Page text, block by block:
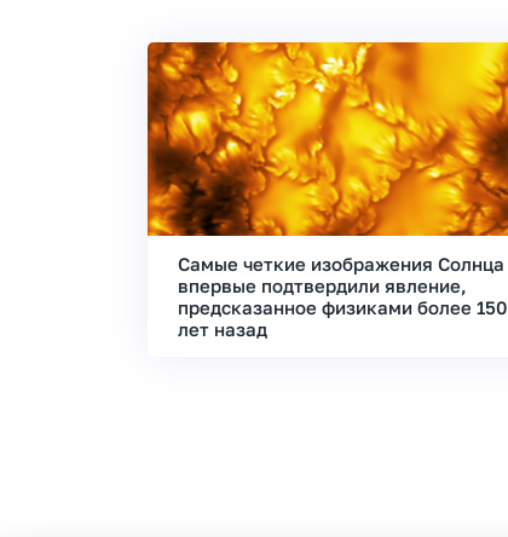
Самые четкие изображения Солнца
впервые подтвердили явление,
предсказанное физиками более 150
лет назад